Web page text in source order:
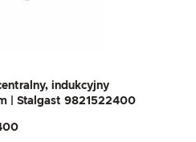
indukcyjny
| Stalgast 9821522400